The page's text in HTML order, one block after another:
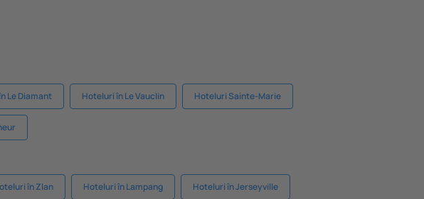
Le Diamant Hoteluri în Le Vauclin Hoteluri Sainte-Marie
în Zlan Hoteluri în Lampang Hoteluri în Jerseyville